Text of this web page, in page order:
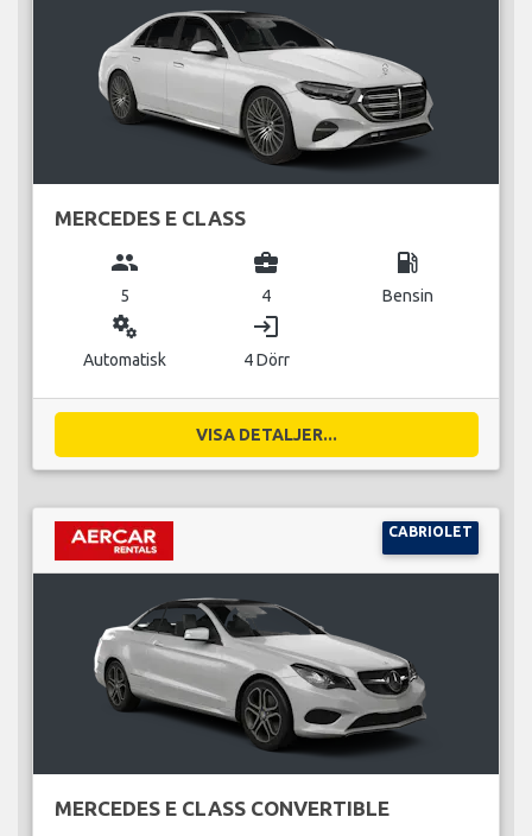
MERCEDES E CLASS
group
5
business_center
4
local_gas_station
Bensin
miscellaneous_services
Automatisk
login
4 Dörr
VISA DETALJER...
CABRIOLET
MERCEDES E CLASS CONVERTIBLE